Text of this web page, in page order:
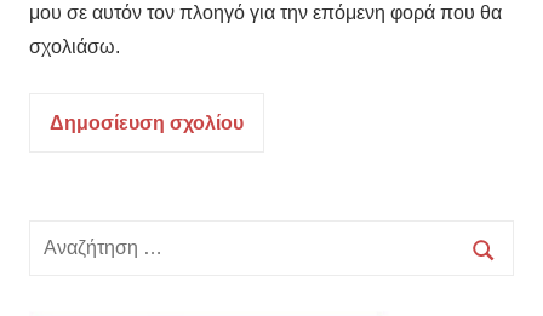
μου σε αυτόν τον πλοηγό για την επόμενη φορά που θα
σχολιάσω.
Αναζήτηση